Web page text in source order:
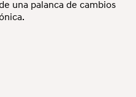
una palanca de cambios